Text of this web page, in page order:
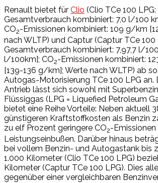
Renault bietet für Clio (Clio TCe 100 LPG:
Gesamtverbrauch kombiniert: 7,0 l/100
CO2-Emissionen kombiniert: 109 g/km
nach WLTP) und Captur (Captur TCe 100
Gesamtverbrauch kombiniert: 7,97,7 l/
l/100km]; CO2-Emissionen kombiniert:
[139-136 g/km]; Werte nach WLTP) ab
Autogas-Motorisierung TCe 100 LPG an.
Antrieb lässt sich sowohl mit
Flüssiggas (LPG = Liquefied Petroleum
bietet eine Reihe Vorteile: Neben aktuell
günstigeren Kraftstoffkosten als Benzin
zu elf Prozent geringere CO2-Emissionen
Leistungseinbußen. Darüber hinaus
bei vollem Benzin- und Autogastank bis
1.000 Kilometer (Clio TCe 100 LPG)
Kilometer (Captur TCe 100 LPG). Dies
gegenüber einer vergleichbaren